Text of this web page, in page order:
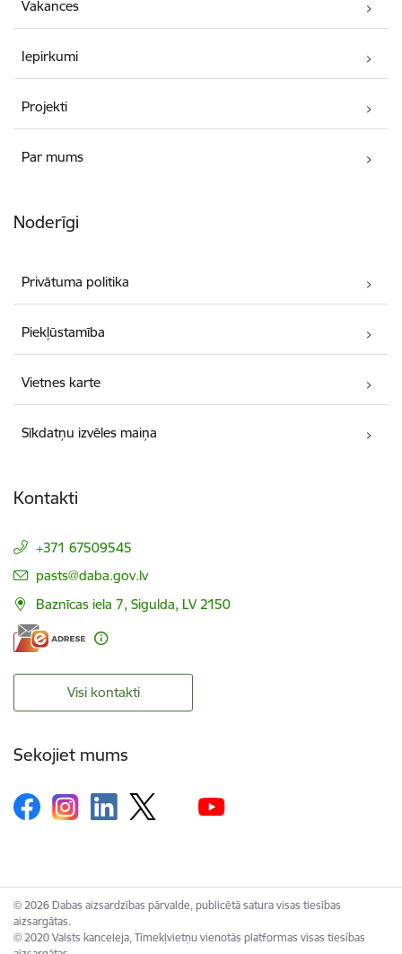
Vakances
Iepirkumi
Projekti
Par mums
Noderīgi
Privātuma politika
Piekļūstamība
Vietnes karte
Sīkdatņu izvēles maiņa
Kontakti
+371 67509545
E-pasts:
pasts@daba.gov.lv
Baznīcas iela 7, Sigulda, LV 2150
Visi kontakti
Sekojiet mums
© 2026 Dabas aizsardzības pārvalde, publicētā satura visas tiesības
aizsargātas.
© 2020 Valsts kanceleja, Tīmekļvietņu vienotās platformas visas tiesības